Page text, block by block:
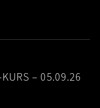
KURS – 05.09.26